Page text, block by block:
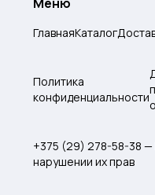
ГлавнаяКаталог
Политика
конфиденциальности
+375 (29) 278-58-38
нарушении их прав